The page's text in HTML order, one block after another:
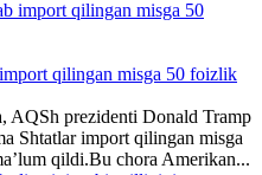
qilingan misga 50 foizlik
AQSh prezidenti Donald Tramp
Shtatlar import qilingan misga
qildi.Bu chora Amerikan...